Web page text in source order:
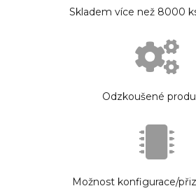
Skladem více než 8000
Odzkoušené
Možnost konfigurace/